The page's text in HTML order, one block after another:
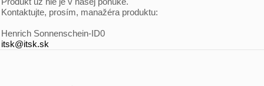
Kontaktujte, prosím, manažéra produktu:
Henrich Sonnenschein-ID0
itsk@itsk.sk